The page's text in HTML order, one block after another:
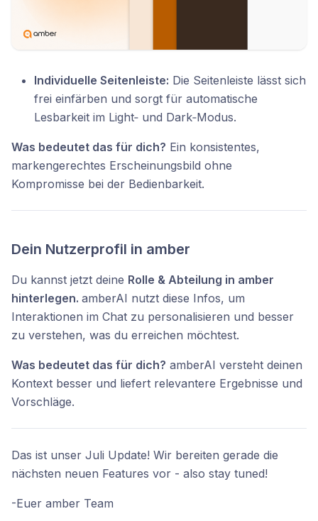
Individuelle Seitenleiste: Die Seitenleiste lässt sich
frei einfärben und sorgt für automatische
Lesbarkeit im Light‑ und Dark‑Modus.
Was bedeutet das für dich? Ein konsistentes,
markengerechtes Erscheinungsbild ohne
Kompromisse bei der Bedienbarkeit.
Dein Nutzerprofil in amber
Du kannst jetzt deine Rolle & Abteilung in amber
hinterlegen. amberAI nutzt diese Infos, um
Interaktionen im Chat zu personalisieren und besser
zu verstehen, was du erreichen möchtest.
Was bedeutet das für dich? amberAI versteht deinen
Kontext besser und liefert relevantere Ergebnisse und
Vorschläge.
Das ist unser Juli Update! Wir bereiten gerade die
nächsten neuen Features vor - also stay tuned!
-Euer amber Team